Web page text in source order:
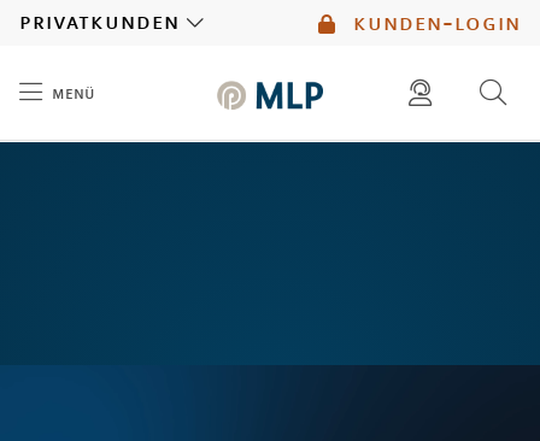
kunden-login
privatkunden
menü